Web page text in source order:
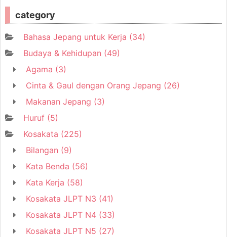
category
Bahasa Jepang untuk Kerja (34)
Budaya & Kehidupan (49)
Agama (3)
Cinta & Gaul dengan Orang Jepang (26)
Makanan Jepang (3)
Huruf (5)
Kosakata (225)
Bilangan (9)
Kata Benda (56)
Kata Kerja (58)
Kosakata JLPT N3 (41)
Kosakata JLPT N4 (33)
Kosakata JLPT N5 (27)